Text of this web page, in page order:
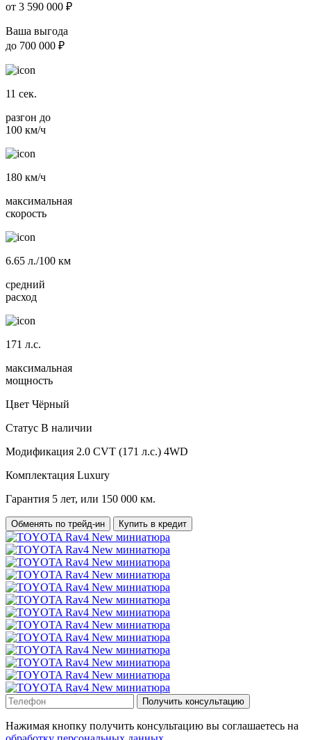
от 3 590 000 ₽
Ваша выгода
до 700 000 ₽
11 сек.
разгон до
100 км/ч
180 км/ч
максимальная
скорость
6.65 л./100 км
средний
расход
171 л.с.
максимальная
мощность
Цвет Чёрный
Статус В наличии
Модификация 2.0 CVT (171 л.с.) 4WD
Комплектация Luxury
Гарантия 5 лет, или 150 000 км.
Обменять по трейд-ин Купить в кредит
Получить консультацию
Нажимая кнопку получить консультацию вы соглашаетесь на